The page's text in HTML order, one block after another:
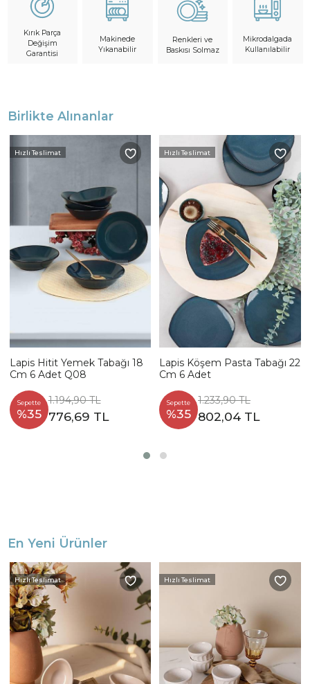
Kırık Parça
Değişim
Garantisi
Makinede
Yıkanabilir
Renkleri ve
Baskısı Solmaz
Mikrodalgada
Kullanılabilir
Birlikte Alınanlar
Hızlı Teslimat
Lapis Hitit Yemek Tabağı 18
Cm 6 Adet Q08
Sepette
%35
1.194,90 TL
776,69 TL
Hızlı Teslimat
Lapis Köşem Pasta Tabağı 22
Cm 6 Adet
Sepette
%35
1.233,90 TL
802,04 TL
En Yeni Ürünler
Hızlı Teslimat Hızlı Teslimat